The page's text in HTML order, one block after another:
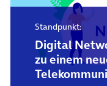
Standpunkt:
Digital
zu einem